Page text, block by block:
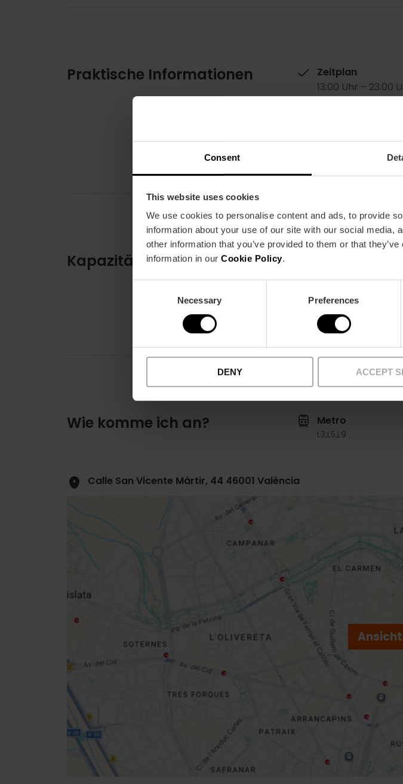
Consent
This website uses cookies
We use cookies to personalise content and ads, to provide
information about your use of our site with our social
other information that you’ve provided to them or that
information in our Cookie Policy.
Necessary Preferences
DENY ACCEPT
Praktische Informationen
Zeitplan
13:00 Uhr – 23:00
Kapazität
Wie komme ich an? Metro
L3,L5,L9
Calle San Vicente Mártir, 44 46001 València
Richtungen
sidebar